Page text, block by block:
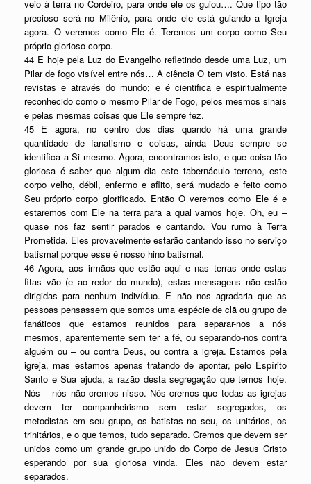
veio à terra no Cordeiro, para onde ele os guiou…. Que tipo tão
precioso será no Milênio, para onde ele está guiando a Igreja
agora. O veremos como Ele é. Teremos um corpo como Seu
próprio glorioso corpo.
44 E hoje pela Luz do Evangelho refletindo desde uma Luz, um
Pilar de fogo visível entre nós… A ciência O tem visto. Está nas
revistas e através do mundo; e é cientifica e espiritualmente
reconhecido como o mesmo Pilar de Fogo, pelos mesmos sinais
e pelas mesmas coisas que Ele sempre fez.
45 E agora, no centro dos dias quando há uma grande
quantidade de fanatismo e coisas, ainda Deus sempre se
identifica a Si mesmo. Agora, encontramos isto, e que coisa tão
gloriosa é saber que algum dia este tabernáculo terreno, este
corpo velho, débil, enfermo e aflito, será mudado e feito como
Seu próprio corpo glorificado. Então O veremos como Ele é e
estaremos com Ele na terra para a qual vamos hoje. Oh, eu –
quase nos faz sentir parados e cantando. Vou rumo à Terra
Prometida. Eles provavelmente estarão cantando isso no serviço
batismal porque esse é nosso hino batismal.
46 Agora, aos irmãos que estão aqui e nas terras onde estas
fitas vão (e ao redor do mundo), estas mensagens não estão
dirigidas para nenhum indivíduo. E não nos agradaria que as
pessoas pensassem que somos uma espécie de clã ou grupo de
fanáticos que estamos reunidos para separar-nos a nós
mesmos, aparentemente sem ter a fé, ou separando-nos contra
alguém ou – ou contra Deus, ou contra a igreja. Estamos pela
igreja, mas estamos apenas tratando de apontar, pelo Espírito
Santo e Sua ajuda, a razão desta segregação que temos hoje.
Nós – nós não cremos nisso. Nós cremos que todas as igrejas
devem ter companheirismo sem estar segregados, os
metodistas em seu grupo, os batistas no seu, os unitários, os
trinitários, e o que temos, tudo separado. Cremos que devem ser
unidos como um grande grupo unido do Corpo de Jesus Cristo
esperando por sua gloriosa vinda. Eles não devem estar
separados.